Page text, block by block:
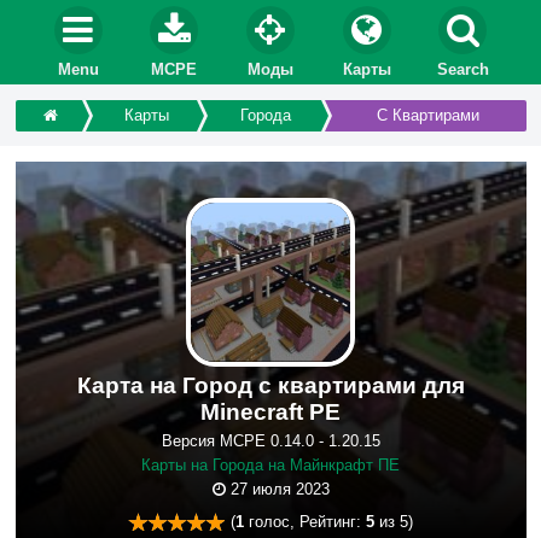
Menu MCPE Моды Карты Search
Карты Города С Квартирами
Карта на Город с квартирами для
Minecraft PE
Версия MCPE 0.14.0 - 1.20.15
Карты на Города на Майнкрафт ПЕ
27 июля 2023
(1 голос, Рейтинг: 5 из 5)